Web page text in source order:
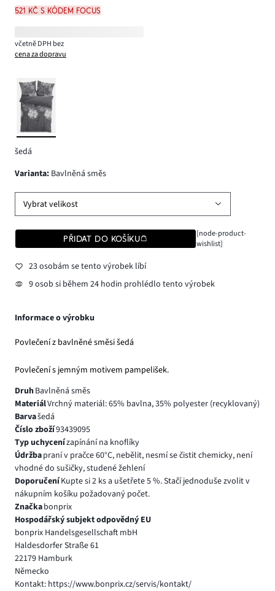
521 Kč s kódem FOCUS
včetně DPH bez
cena za dopravu
šedá
varianta: Bavlněná směs
Vybrat velikost
PŘIDAT DO KOŠÍKU
[node-product-
wishlist]
23 osobám se tento výrobek líbí
9 osob si během 24 hodin prohlédlo tento výrobek
Informace o výrobku
Povlečení z bavlněné směsi šedá
Povlečení s jemným motivem pampelišek.
DruhBavlněná směs
MateriálVrchný materiál: 65% bavlna, 35% polyester (recyklovaný)
Barvašedá
Číslo zboží93439095
Typ uchycenízapínání na knoflíky
Údržbapraní v pračce 60°C, nebělit, nesmí se čistit chemicky, není
vhodné do sušičky, studené žehlení
DoporučeníKupte si 2 ks a ušetřete 5 %. Stačí jednoduše zvolit v
nákupním košíku požadovaný počet.
Značkabonprix
Hospodářský subjekt odpovědný EU
bonprix Handelsgesellschaft mbH
Haldesdorfer Straße 61
22179 Hamburk
Německo
Kontakt: https://www.bonprix.cz/servis/kontakt/